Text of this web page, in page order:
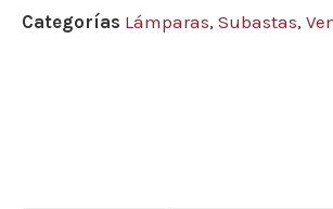
Categorías Lámparas, Subastas,